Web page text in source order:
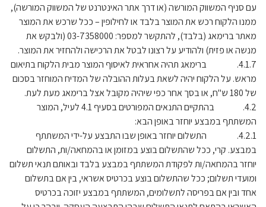
עם סניף המשווק המורשה (או דרך אתר האינטרנט של המשווק המורשה),
ממנו הלקוח רכש את המוצר בלבד או לחילופין – ככל שרכש את המוצר
מאתר ברימאג (בלבד), להתקשר למספר: 03-7358000 (ולבקש את
מנשה או פזית) ולהודיע על רצונו לבטל את הרכישה ולהחזיר את המוצר.
4.1.7. ברימאג תהיה אחראית לאיסוף המוצר מבית הלקוח בתיאום
מראש. על הלקוח יהיה לשאת בעלות ההובלה של המדיח המוחזר בסכום
של 180 ש"ח, או בסך אחר כפי שיהיה מקובל אצל ברימאג מעת לעת.
4.2. בהתקיים התנאים המפורטים בסעיף 4.1 לעיל, המוצר
המשתתף במבצע יוחזר באופן הבא:
4.2.1. התשלום יוחזר באופן שבו התבצע על-ידי המשתתף
במבצע. קרי, ככל שהתשלום בוצע במזומן או בהמחאה/ות, התשלום
יוחזר בהמחאה/ות לפקודת המשתתף במבצע בלבד ובאותם תנאי תשלום
ומועדי תשלום; ככל שהתשלום בוצע בכרטיס אשראי, בין אם בתשלום
אחד ובין אם בפריסה לתשלומים, המשתתף במבצע יזוכה בכרטיס